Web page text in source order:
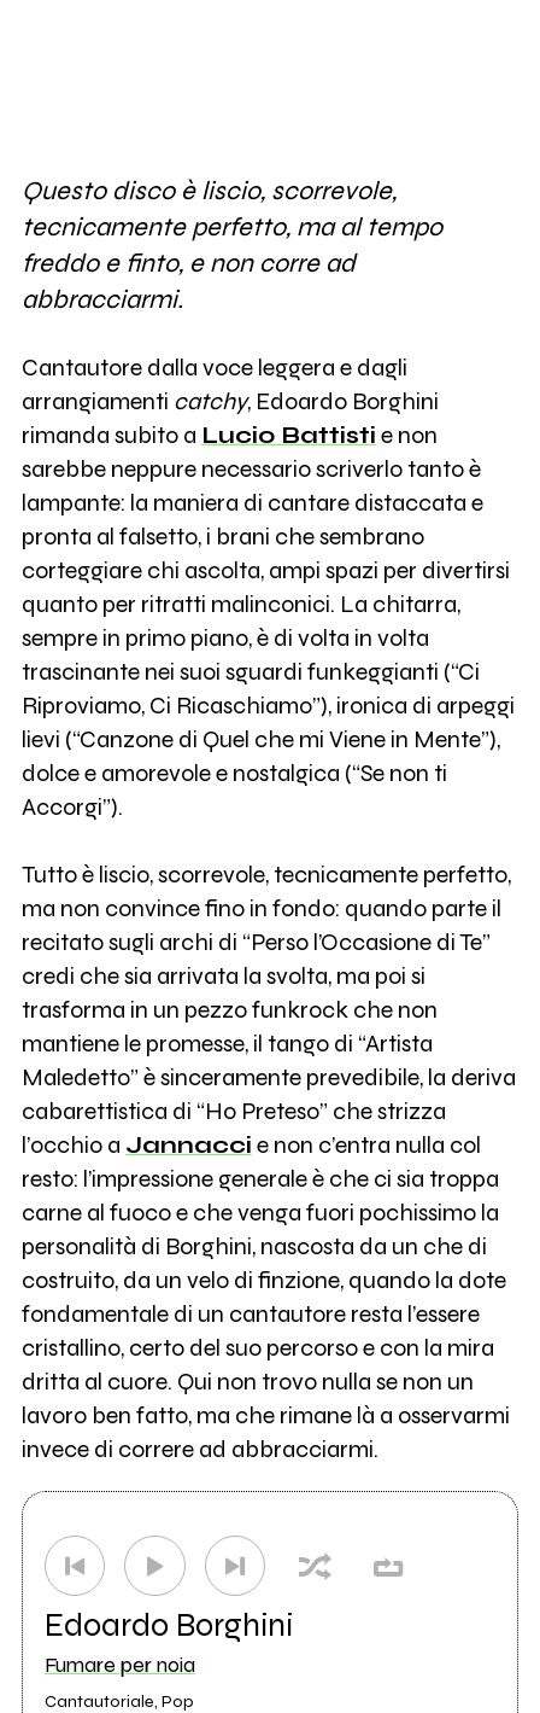
Questo disco è liscio, scorrevole,
tecnicamente perfetto, ma al tempo
freddo e finto, e non corre ad
abbracciarmi.
Cantautore dalla voce leggera e dagli
arrangiamenti catchy, Edoardo Borghini
rimanda subito a Lucio Battisti e non
sarebbe neppure necessario scriverlo tanto è
lampante: la maniera di cantare distaccata e
pronta al falsetto, i brani che sembrano
corteggiare chi ascolta, ampi spazi per divertirsi
quanto per ritratti malinconici. La chitarra,
sempre in primo piano, è di volta in volta
trascinante nei suoi sguardi funkeggianti (“Ci
Riproviamo, Ci Ricaschiamo”), ironica di arpeggi
lievi (“Canzone di Quel che mi Viene in Mente”),
dolce e amorevole e nostalgica (“Se non ti
Accorgi”).
Tutto è liscio, scorrevole, tecnicamente perfetto,
ma non convince fino in fondo: quando parte il
recitato sugli archi di “Perso l’Occasione di Te”
credi che sia arrivata la svolta, ma poi si
trasforma in un pezzo funkrock che non
mantiene le promesse, il tango di “Artista
Maledetto” è sinceramente prevedibile, la deriva
cabarettistica di “Ho Preteso” che strizza
l’occhio a Jannacci e non c’entra nulla col
resto: l’impressione generale è che ci sia troppa
carne al fuoco e che venga fuori pochissimo la
personalità di Borghini, nascosta da un che di
costruito, da un velo di finzione, quando la dote
fondamentale di un cantautore resta l’essere
cristallino, certo del suo percorso e con la mira
dritta al cuore. Qui non trovo nulla se non un
lavoro ben fatto, ma che rimane là a osservarmi
invece di correre ad abbracciarmi.
Edoardo Borghini
Fumare per noia
Cantautoriale, Pop